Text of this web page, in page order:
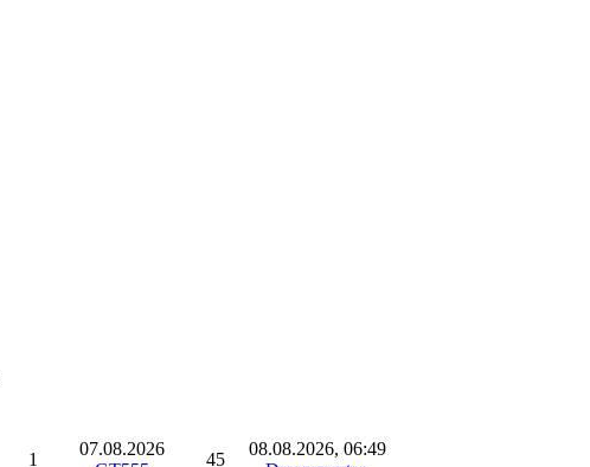
1
07.08.2026
45
08.08.2026, 06:49